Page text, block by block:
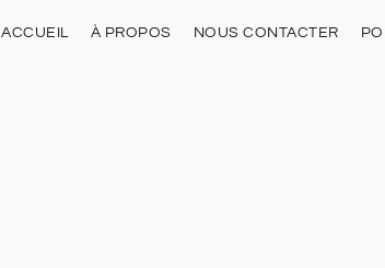
ACCUEIL À PROPOS NOUS CONTACTER